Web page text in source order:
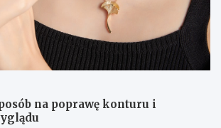
na poprawę konturu i